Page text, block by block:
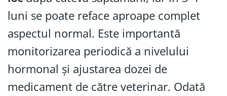
luni se poate reface aproape complet
aspectul normal. Este importantă
monitorizarea periodică a nivelului
hormonal și ajustarea dozei de
medicament de către veterinar. Odată